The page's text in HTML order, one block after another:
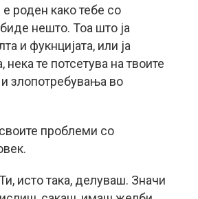
е роден како тебе со
нешто. Тоа што ја
и фукнцијата, или ја
нека те потсетува на твоите
злопотребувања во
проблеми со
исто така, делуваш. Значи